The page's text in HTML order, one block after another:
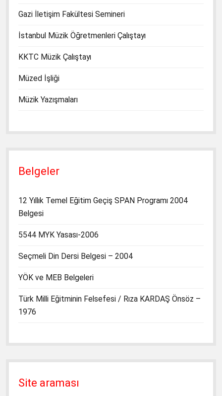
Gazi İletişim Fakültesi Semineri
İstanbul Müzik Öğretmenleri Çalıştayı
KKTC Müzik Çalıştayı
Müzed İşliği
Müzik Yazışmaları
Belgeler
12 Yıllık Temel Eğitim Geçiş SPAN Programı 2004
Belgesi
5544 MYK Yasası-2006
Seçmeli Din Dersi Belgesi – 2004
YÖK ve MEB Belgeleri
Türk Milli Eğitminin Felsefesi / Rıza KARDAŞ Önsöz –
1976
Site araması